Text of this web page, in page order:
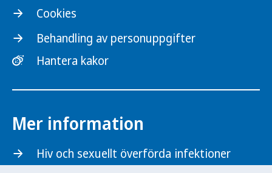
Cookies
Behandling av personuppgifter
Hantera kakor
Mer information
Hiv och sexuellt överförda infektioner